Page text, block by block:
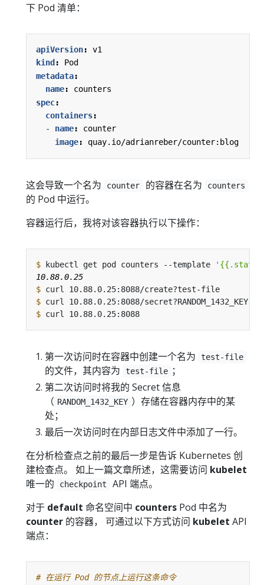
下 Pod 清单：
apiVersion:
v1
kind :
Pod
metadata:
name:
counters
spec:
containers:
- name:
counter
image: quay.io/adrianreber/counter:blog
这会导致一个名为 counter 的容器在名为 counters
的 Pod 中运行。
容器运行后，我将对该容器执行以下操作：
$ kubectl get pod counters --template
$
$
$
第一次访问时在容器中创建一个名为 test-file
的文件，其内容为 test-file ；
第二次访问时将我的 Secret 信息
（ RANDOM_1432_KEY ）存储在容器内存中的某
处；
最后一次访问时在内部日志文件中添加了一行。
在分析检查点之前的最后一步是告诉 Kubernetes 创
建检查点。 如上一篇文章所述，这需要访问 kubelet
唯一的
checkpoint
API 端点。
对于 default 命名空间中 counters Pod 中名为
counter 的容器， 可通过以下方式访问 kubelet API
端点：
# 在运行 Pod 的节点上运行这条命令